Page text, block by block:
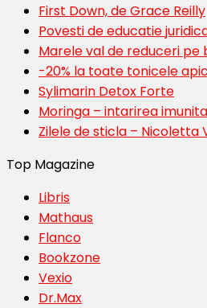
First Down, de Grace Reilly
Povesti de educatie
Marele val de reduceri pe
-20% la toate tonicele
Sylimarin Detox Forte
Moringa – intarirea
Zilele de sticla – Nicoletta
Top Magazine
Libris
Mathaus
Flanco
Bookzone
Vexio
Dr.Max